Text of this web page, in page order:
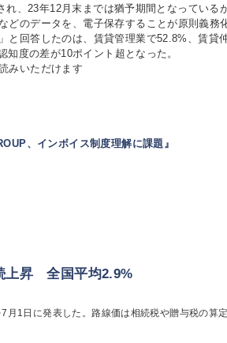
、23年12月末までは猶予期間となっている
どのデータを、電子保存することが原則義務
と回答したのは、賃貸管理業で52.8%、賃貸
度の差が10ポイント超となった。
みいただけます
、インボイス制度理解に課題』
上昇 全国平均2.9%
1日に発表した。路線価は相続税や贈与税の算